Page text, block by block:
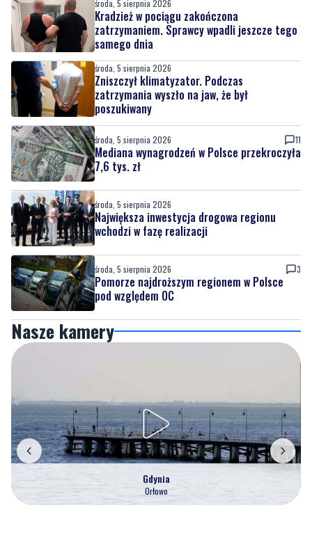
środa, 5 sierpnia 2026
Kradzież w pociągu zakończona
zatrzymaniem. Sprawcy wpadli jeszcze tego
samego dnia
środa, 5 sierpnia 2026
Zniszczył klimatyzator. Podczas
zatrzymania wyszło na jaw, że był
poszukiwany
środa, 5 sierpnia 2026 11
Mediana wynagrodzeń w Polsce przekroczyła
7,6 tys. zł
środa, 5 sierpnia 2026
Największa inwestycja drogowa regionu
wchodzi w fazę realizacji
środa, 5 sierpnia 2026 3
Pomorze najdroższym regionem w Polsce
pod względem OC
Nasze kamery
Gdynia
Orłowo